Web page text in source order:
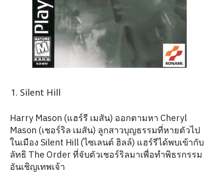
Silent Hill
Harry Mason (แฮร์รี เมสัน) ออกตามหา Cheryl
Mason (เชอร์ริล เมสัน) ลูกสาวบุญธรรมที่หายตัวไป
ในเมือง Silent Hill (ไซเลนต์ ฮิลล์) แฮร์รีได้พบเข้ากับ
ลัทธิ The Order ที่จับตัวเชอร์ริลมาเพื่อทำพิธรกรรม
อันเชิญเทพเจ้า